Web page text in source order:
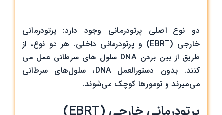
دو نوع اصلی پرتودرمانی وجود دارد: پرتودرمانی
خارجی (EBRT) و پرتودرمانی داخلی. هر دو نوع، از
طریق از بین بردن DNA سلول های سرطانی عمل می
کنند. بدون دستورالعمل DNA، سلول‌های سرطانی
می‌میرند و تومورها کوچک می‌شوند.